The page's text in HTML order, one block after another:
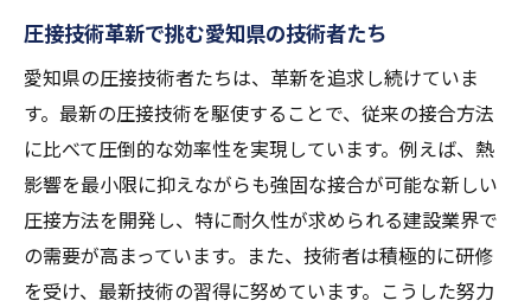
圧接技術革新で挑む愛知県の技術者たち
愛知県の圧接技術者たちは、革新を追求し続けていま
す。最新の圧接技術を駆使することで、従来の接合方法
に比べて圧倒的な効率性を実現しています。例えば、熱
影響を最小限に抑えながらも強固な接合が可能な新しい
圧接方法を開発し、特に耐久性が求められる建設業界で
の需要が高まっています。また、技術者は積極的に研修
を受け、最新技術の習得に努めています。こうした努力